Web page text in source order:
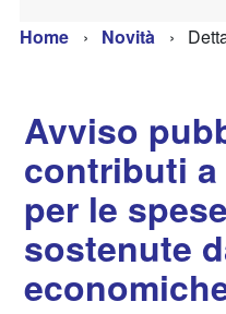
Home Novità
Avviso
contributi
per le
sostenute